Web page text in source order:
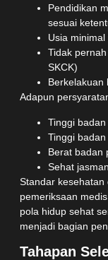
Pendidikan
sesuai
Usia
Tidak
SKCK)
Berkelakuan
Adapun
Tinggi
Tinggi
Berat badan
Sehat
Standar
pemeriksaan
pola hidup sehat
menjadi bagian
Tahapan